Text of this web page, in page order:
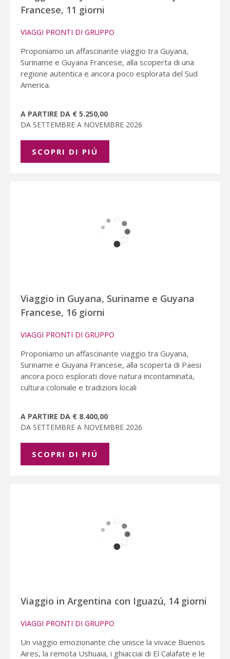
Francese, 11 giorni
VIAGGI PRONTI DI GRUPPO
Proponiamo un affascinante viaggio tra Guyana,
Suriname e Guyana Francese, alla scoperta di una
regione autentica e ancora poco esplorata del Sud
America.
A PARTIRE DA € 5.250,00
DA SETTEMBRE A NOVEMBRE 2026
SCOPRI DI PIÚ
Viaggio in Guyana, Suriname e Guyana
Francese, 16 giorni
VIAGGI PRONTI DI GRUPPO
Proponiamo un affascinante viaggio tra Guyana,
Suriname e Guyana Francese, alla scoperta di Paesi
ancora poco esplorati dove natura incontaminata,
cultura coloniale e tradizioni locali
A PARTIRE DA € 8.400,00
DA SETTEMBRE A NOVEMBRE 2026
SCOPRI DI PIÚ
Viaggio in Argentina con Iguazú, 14 giorni
VIAGGI PRONTI DI GRUPPO
Un viaggio emozionante che unisce la vivace Buenos
Aires, la remota Ushuaia, i ghiacciai di El Calafate e le